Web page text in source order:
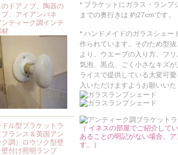
のドアノブ、陶器の
ブ、アイアンパネ
ンティーク調インテ
材
ドル型ブラケットラ
フランス＆英国アン
ク調）ロウソク型壁
付け照明ランプ
* ブラケットにガラス・ランプ
までの奥行きは 約27cmです。
* ハンドメイドのガラスシェー
作られています。そのため型
より、ウエーブの入り方、フ
気泡、黒点、ごく小さなキズ
ライスで提供している大変可
入いただけますようお願いいた
（ イネスの部屋でご紹介して
あることの明記がない場合、
す。）